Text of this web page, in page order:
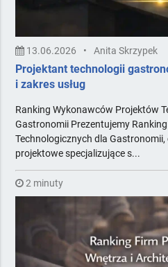
13.06.2026 • Anita Skrzypek
Projektant technologii
i zakres usług
Ranking Wykonawców Projektów
Gastronomii Prezentujemy
Technologicznych dla
projektowe specjalizujące s...
2 minuty